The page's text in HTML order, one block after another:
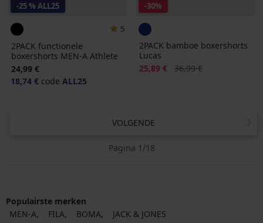
-25 % ALL25
5
2PACK functionele
boxershorts MEN-A Athlete
24,99 €
18,74 € code ALL25
-30%
2PACK bamboe boxershorts
Lucas
Korting
25,89 € Oorspronkelijke prijs
36,99 €
VOLGENDE
Pagina 1/18
Populairste merken
MEN-A
FILA BOMA JACK & JONES